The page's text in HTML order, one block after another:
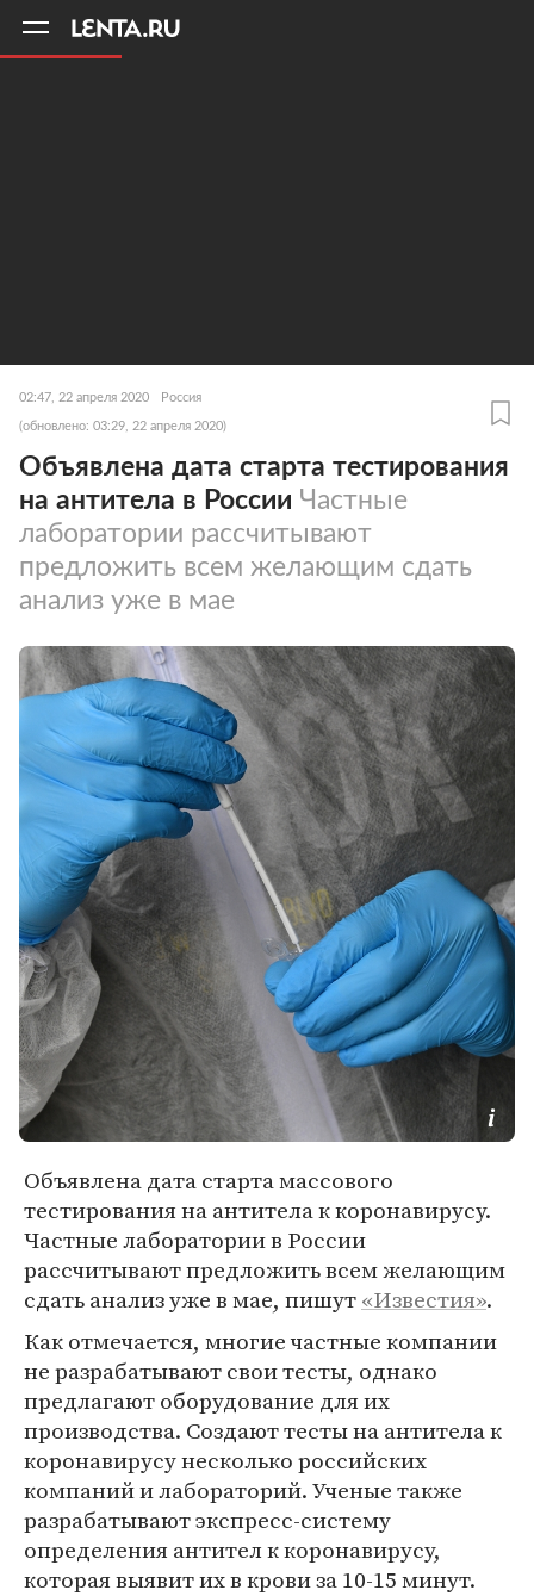
02:47, 22 апреля 2020 Россия
(обновлено: 03:29, 22 апреля 2020)
Объявлена дата старта тестирования
на антитела в России Частные
лаборатории рассчитывают
предложить всем желающим сдать
анализ уже в мае
Объявлена дата старта массового
тестирования на антитела к коронавирусу.
Частные лаборатории в России
рассчитывают предложить всем желающим
сдать анализ уже в мае, пишут«Известия».
Как отмечается, многие частные компании
не разрабатывают свои тесты, однако
предлагают оборудование для их
производства. Создают тесты на антитела к
коронавирусу несколько российских
компаний и лабораторий. Ученые также
разрабатывают экспресс-систему
определения антител к коронавирусу,
которая выявит их в крови за 10-15 минут.